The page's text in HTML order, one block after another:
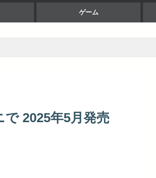
ゲーム
2025年5月発売